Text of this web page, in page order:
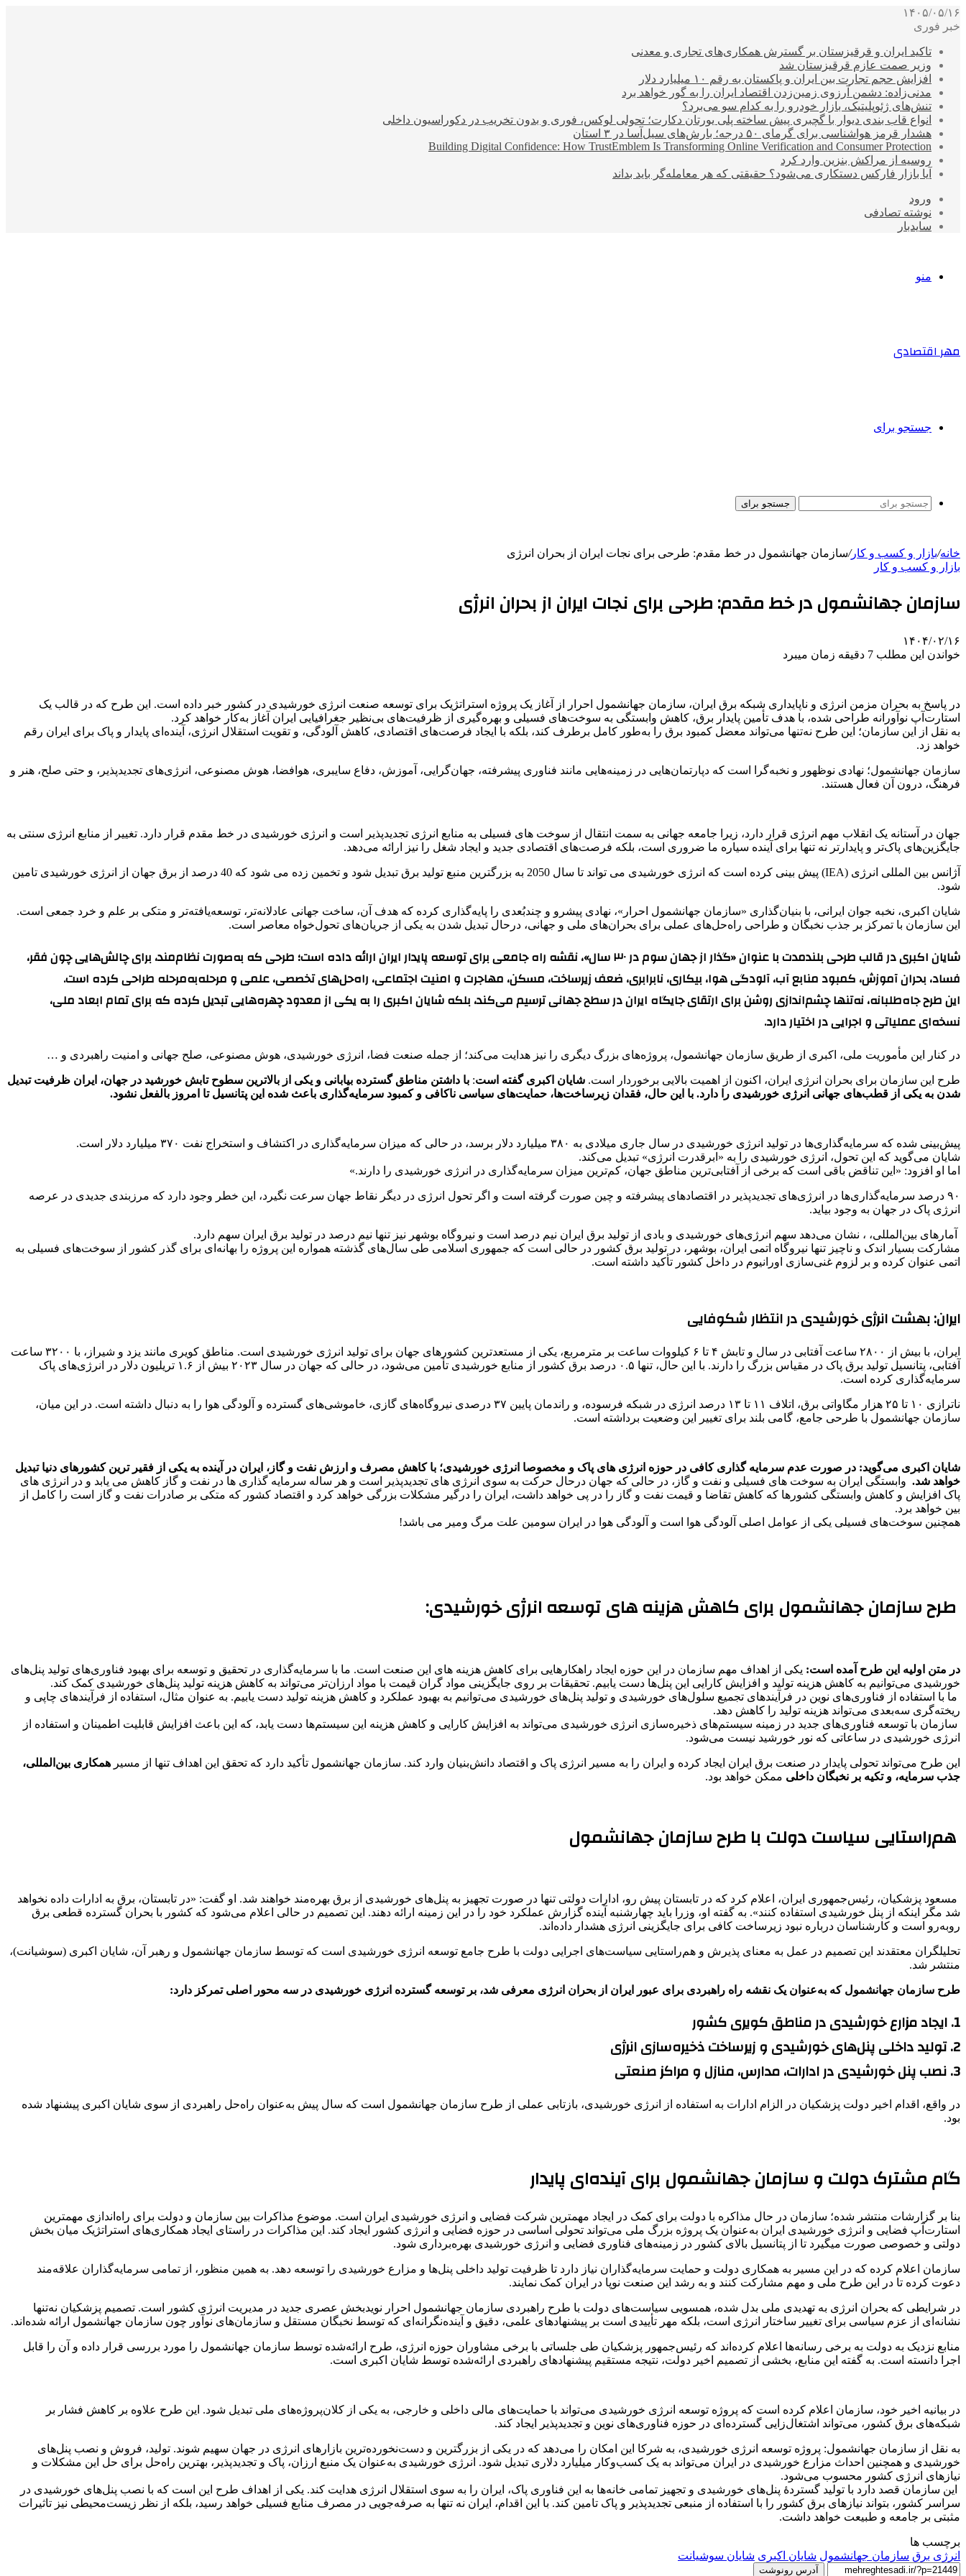
۱۴۰۵/۰۵/۱۶
خبر فوری
تاکید ایران و قرقیزستان بر گسترش همکاری‌های تجاری و معدنی
وزیر صمت عازم قرقیزستان شد
افزایش حجم تجارت بین ایران و پاکستان به رقم ۱۰ میلیارد دلار
مدنی‌زاده: دشمن آرزوی زمین‌زدن اقتصاد ایران را به گور خواهد برد
تنش‌های ژئوپلیتیک، بازار خودرو را به کدام سو می‌برد؟
انواع قاب بندی دیوار با گچبری پیش ساخته پلی یورتان دکارت؛ تحولی لوکس، فوری و بدون تخریب در دکوراسیون داخلی
هشدار قرمز هواشناسی برای گرمای ۵۰ درجه؛ بارش‌های سیل‌آسا در ۳ استان
Building Digital Confidence: How TrustEmblem Is Transforming Online Verification and Consumer Protection
روسیه از مراکش بنزین وارد کرد
آیا بازار فارکس دستکاری می‌شود؟ حقیقتی که هر معامله‌گر باید بداند
ورود
نوشته تصادفی
سایدبار
منو
مهر اقتصادی
جستجو برای
جستجو برای
خانه/بازار و کسب و کار/سازمان جهانشمول در خط مقدم: طرحی برای نجات ایران از بحران انرژی
بازار و کسب و کار
سازمان جهانشمول در خط مقدم: طرحی برای نجات ایران از بحران انرژی
۱۴۰۴/۰۲/۱۶
خواندن این مطلب 7 دقیقه زمان میبرد
در پاسخ به بحران مزمن انرژی و ناپایداری شبکه برق ایران، سازمان جهانشمول احرار از آغاز یک پروژه استراتژیک برای توسعه صنعت انرژی خورشیدی در کشور خبر داده است. این طرح که در قالب یک
استارت‌آپ نوآورانه طراحی شده، با هدف تأمین پایدار برق، کاهش وابستگی به سوخت‌های فسیلی و بهره‌گیری از ظرفیت‌های بی‌نظیر جغرافیایی ایران آغاز به‌کار خواهد کرد.
به نقل از این سازمان؛ این طرح نه‌تنها می‌تواند معضل کمبود برق را به‌طور کامل برطرف کند، بلکه با ایجاد فرصت‌های اقتصادی، کاهش آلودگی، و تقویت استقلال انرژی، آینده‌ای پایدار و پاک برای ایران رقم
خواهد زد.
سازمان جهانشمول؛ نهادی نوظهور و نخبه‌گرا است که دپارتمان‌هایی در زمینه‌هایی مانند فناوری پیشرفته، جهان‌‌گرایی، آموزش، دفاع سایبری، هوافضا، هوش مصنوعی، انرژی‌های تجدیدپذیر، و حتی صلح، هنر و
فرهنگ، درون آن فعال هستند.
جهان در آستانه یک انقلاب مهم انرژی قرار دارد، زیرا جامعه جهانی به سمت انتقال از سوخت های فسیلی به منابع انرژی تجدیدپذیر است و انرژی خورشیدی در خط مقدم قرار دارد. تغییر از منابع انرژی سنتی به
جایگزین‌های پاک‌تر و پایدارتر نه تنها برای آینده سیاره ما ضروری است، بلکه فرصت‌های اقتصادی جدید و ایجاد شغل را نیز ارائه می‌دهد.
آژانس بین المللی انرژی (IEA) پیش بینی کرده است که انرژی خورشیدی می تواند تا سال 2050 به بزرگترین منبع تولید برق تبدیل شود و تخمین زده می شود که 40 درصد از برق جهان از انرژی خورشیدی تامین
شود.
شایان اکبری، نخبه جوان ایرانی، با بنیان‌گذاری «سازمان جهانشمول احرار»، نهادی پیشرو و چندبُعدی را پایه‌گذاری کرده که هدف آن، ساخت جهانی عادلانه‌تر، توسعه‌یافته‌تر و متکی بر علم و خرد جمعی است.
این سازمان با تمرکز بر جذب نخبگان و طراحی راه‌حل‌های عملی برای بحران‌های ملی و جهانی، درحال تبدیل شدن به یکی از جریان‌های تحول‌خواه معاصر است.
شایان اکبری در قالب طرحی بلندمدت با عنوان «گذار از جهان سوم در ۳۰ سال»، نقشه راه جامعی برای توسعه پایدار ایران ارائه داده است؛ طرحی که به‌صورت نظام‌مند، برای چالش‌هایی چون فقر،
فساد، بحران آموزش، کمبود منابع آب، آلودگی هوا، بیکاری، نابرابری، ضعف زیرساخت، مسکن، مهاجرت و امنیت اجتماعی، راه‌حل‌های تخصصی، علمی و مرحله‌به‌مرحله طراحی کرده است.
این طرح جاه‌طلبانه، نه‌تنها چشم‌اندازی روشن برای ارتقای جایگاه ایران در سطح جهانی ترسیم می‌کند، بلکه شایان اکبری را به یکی از معدود چهره‌هایی تبدیل کرده که برای تمام ابعاد ملی،
نسخه‌ای عملیاتی و اجرایی در اختیار دارد.
در کنار این مأموریت ملی، اکبری از طریق سازمان جهانشمول، پروژه‌های بزرگ دیگری را نیز هدایت می‌کند؛ از جمله صنعت فضا، انرژی خورشیدی، هوش مصنوعی، صلح جهانی و امنیت راهبردی و …
طرح این سازمان برای بحران انرژی ایران، اکنون از اهمیت بالایی برخوردار است. شایان اکبری گفته است: با داشتن مناطق گسترده بیابانی و یکی از بالاترین سطوح تابش خورشید در جهان، ایران ظرفیت تبدیل
شدن به یکی از قطب‌های جهانی انرژی خورشیدی را دارد. با این حال، فقدان زیرساخت‌ها، حمایت‌های سیاسی ناکافی و کمبود سرمایه‌گذاری باعث شده این پتانسیل تا امروز بالفعل نشود.
پیش‌بینی شده که سرمایه‌گذاری‌ها در تولید انرژی خورشیدی در سال جاری میلادی به ۳۸۰ میلیارد دلار برسد، در حالی که میزان سرمایه‌گذاری در اکتشاف و استخراج نفت ۳۷۰ میلیارد دلار است.
شایان می‌گوید که این تحول، انرژی خورشیدی را به «ابرقدرت انرژی» تبدیل می‌کند.
اما او افزود: «این تناقض باقی است که برخی از آفتابی‌ترین مناطق جهان، کم‌ترین میزان سرمایه‌گذاری در انرژی خورشیدی را دارند.»
۹۰ درصد سرمایه‌گذاری‌ها در انرژی‌های تجدیدپذیر در اقتصادهای پیشرفته و چین صورت گرفته است و اگر تحول انرژی در دیگر نقاط جهان سرعت نگیرد، این خطر وجود دارد که مرزبندی جدیدی در عرصه
انرژی پاک در جهان به وجود بیاید.
آمارهای بین‌المللی، ، نشان می‌دهد سهم انرژی‌های خورشیدی و بادی از تولید برق ایران نیم درصد است و نیروگاه بوشهر نیز تنها نیم‌ درصد در تولید برق ایران سهم دارد.
مشارکت بسیار اندک و ناچیز تنها نیروگاه اتمی ایران، بوشهر، در تولید برق کشور در حالی است که جمهوری اسلامی طی سال‌های گذشته همواره این پروژه را بهانه‌ای برای گذر کشور از سوخت‌های فسیلی به
اتمی عنوان کرده و بر لزوم غنی‌سازی اورانیوم در داخل کشور تأکید داشته است.
ایران: بهشت انرژی خورشیدی در انتظار شکوفایی
ایران، با بیش از ۲۸۰۰ ساعت آفتابی در سال و تابش ۴ تا ۶ کیلووات ساعت بر مترمربع، یکی از مستعدترین کشورهای جهان برای تولید انرژی خورشیدی است. مناطق کویری مانند یزد و شیراز، با ۳۲۰۰ ساعت
آفتابی، پتانسیل تولید برق پاک در مقیاس بزرگ را دارند. با این حال، تنها ۰.۵ درصد برق کشور از منابع خورشیدی تأمین می‌شود، در حالی که جهان در سال ۲۰۲۳ بیش از ۱.۶ تریلیون دلار در انرژی‌های پاک
سرمایه‌گذاری کرده است.
ناترازی ۱۰ تا ۲۵ هزار مگاواتی برق، اتلاف ۱۱ تا ۱۳ درصد انرژی در شبکه فرسوده، و راندمان پایین ۳۷ درصدی نیروگاه‌های گازی، خاموشی‌های گسترده و آلودگی هوا را به دنبال داشته است. در این میان،
سازمان جهانشمول با طرحی جامع، گامی بلند برای تغییر این وضعیت برداشته است.
شایان اکبری می‌گوید: در صورت عدم سرمایه گذاری کافی در حوزه انرژی های پاک و مخصوصا انرژی خورشیدی؛ با کاهش مصرف و ارزش نفت و گاز، ایران در آینده به یکی از فقیر ترین کشورهای دنیا تبدیل
خواهد شد. وابستگی ایران به سوخت های فسیلی و نفت و گاز، در حالی که جهان درحال حرکت به سوی انرژی های تجدیدپذیر است و هر ساله سرمایه گذاری ها در نفت و گاز کاهش می یابد و در انرژی های
پاک افزایش و کاهش وابستگی کشورها که کاهش تقاضا و قیمت نفت و گاز را در پی خواهد داشت، ایران را درگیر مشکلات بزرگی خواهد کرد و اقتصاد کشور که متکی بر صادرات نفت و گاز است را کامل از
بین خواهد برد.
همچنین سوخت‌های فسیلی یکی از عوامل اصلی آلودگی هوا است و آلودگی هوا در ایران سومین علت مرگ ومیر می باشد!
طرح سازمان جهانشمول برای کاهش هزینه های توسعه انرژی خورشیدی:
در متن اولیه این طرح آمده است: یکی از اهداف مهم سازمان در این حوزه ایجاد راهکارهایی برای کاهش هزینه های این صنعت است. ما با سرمایه‌گذاری در تحقیق و توسعه برای بهبود فناوری‌های تولید پنل‌های
خورشیدی می‌توانیم به کاهش هزینه تولید و افزایش کارایی این پنل‌ها دست یابیم. تحقیقات بر روی جایگزینی مواد گران قیمت با مواد ارزان‌تر می‌تواند به کاهش هزینه تولید پنل‌های خورشیدی کمک کند.
ما با استفاده از فناوری‌های نوین در فرآیندهای تجمیع سلول‌های خورشیدی و تولید پنل‌های خورشیدی می‌توانیم به بهبود عملکرد و کاهش هزینه تولید دست یابیم. به عنوان مثال، استفاده از فرآیندهای چاپی و
ریخته‌گری سه‌بعدی می‌تواند هزینه تولید را کاهش دهد.
سازمان با توسعه فناوری‌های جدید در زمینه سیستم‌های ذخیره‌سازی انرژی خورشیدی می‌تواند به افزایش کارایی و کاهش هزینه این سیستم‌ها دست یابد، که این باعث افزایش قابلیت اطمینان و استفاده از
انرژی خورشیدی در ساعاتی که نور خورشید نیست می‌شود.
این طرح می‌تواند تحولی پایدار در صنعت برق ایران ایجاد کرده و ایران را به مسیر انرژی پاک و اقتصاد دانش‌بنیان وارد کند. سازمان جهانشمول تأکید دارد که تحقق این اهداف تنها از مسیر همکاری بین‌المللی،
جذب سرمایه، و تکیه بر نخبگان داخلی ممکن خواهد بود.
هم‌راستایی سیاست دولت با طرح سازمان جهانشمول
مسعود پزشکیان، رئیس‌جمهوری ایران، اعلام کرد که در تابستان پیش‌ رو، ادارات دولتی تنها در صورت تجهیز به پنل‌های خورشیدی از برق بهره‌مند خواهند شد. او گفت: «در تابستان، برق به ادارات داده نخواهد
شد مگر اینکه از پنل خورشیدی استفاده کنند». به گفته او، وزرا باید چهارشنبه آینده گزارش عملکرد خود را در این زمینه ارائه دهند. این تصمیم در حالی اعلام می‌شود که کشور با بحران گسترده قطعی برق
روبه‌رو است و کارشناسان درباره نبود زیرساخت کافی برای جایگزینی انرژی هشدار داده‌اند.
تحلیلگران معتقدند این تصمیم در عمل به معنای پذیرش و هم‌راستایی سیاست‌های اجرایی دولت با طرح جامع توسعه انرژی خورشیدی است که توسط سازمان جهانشمول و رهبر آن، شایان اکبری (سوشیانت)،
منتشر شد.
طرح سازمان جهانشمول که به‌عنوان یک نقشه راه راهبردی برای عبور ایران از بحران انرژی معرفی شد، بر توسعه گسترده انرژی خورشیدی در سه محور اصلی تمرکز دارد:
1. ایجاد مزارع خورشیدی در مناطق کویری کشور
2. تولید داخلی پنل‌های خورشیدی و زیرساخت ذخیره‌سازی انرژی
3. نصب پنل خورشیدی در ادارات، مدارس، منازل و مراکز صنعتی
در واقع، اقدام اخیر دولت پزشکیان در الزام ادارات به استفاده از انرژی خورشیدی، بازتابی عملی از طرح سازمان جهانشمول است که سال پیش به‌عنوان راه‌حل راهبردی از سوی شایان اکبری پیشنهاد شده
بود.
گام مشترک دولت و سازمان جهانشمول برای آینده‌ای پایدار
بنا بر گزارشات منتشر شده؛ سازمان در حال مذاکره با دولت برای کمک در ایجاد مهمترین شرکت فضایی و انرژی خورشیدی ایران است. موضوع مذاکرات بین سازمان و دولت برای راه‌اندازی مهمترین
استارت‌آپ فضایی و انرژی خورشیدی ایران به‌عنوان یک پروژه بزرگ ملی می‌تواند تحولی اساسی در حوزه فضایی و انرژی کشور ایجاد کند. این مذاکرات در راستای ایجاد همکاری‌های استراتژیک میان بخش
دولتی و خصوصی صورت میگیرد تا از پتانسیل بالای کشور در زمینه‌های فناوری فضایی و انرژی خورشیدی بهره‌برداری شود.
سازمان اعلام کرده که در این مسیر به همکاری دولت و حمایت سرمایه‌گذاران نیاز دارد تا ظرفیت تولید داخلی پنل‌ها و مزارع خورشیدی را توسعه دهد. به همین منظور، از تمامی سرمایه‌گذاران علاقه‌مند
دعوت کرده تا در این طرح ملی و مهم مشارکت کنند و به رشد این صنعت نوپا در ایران کمک نمایند.
در شرایطی که بحران انرژی به تهدیدی ملی بدل شده، همسویی سیاست‌های دولت با طرح راهبردی سازمان جهانشمول احرار نویدبخش عصری جدید در مدیریت انرژی کشور است. تصمیم پزشکیان نه‌تنها
نشانه‌ای از عزم سیاسی برای تغییر ساختار انرژی است، بلکه مهر تأییدی است بر پیشنهادهای علمی، دقیق و آینده‌نگرانه‌ای که توسط نخبگان مستقل و سازمان‌های نوآور چون سازمان جهانشمول ارائه شده‌اند.
منابع نزدیک به دولت به برخی رسانه‌ها اعلام کرده‌اند که رئیس‌جمهور پزشکیان طی جلساتی با برخی مشاوران حوزه انرژی، طرح ارائه‌شده توسط سازمان جهانشمول را مورد بررسی قرار داده و آن را قابل
اجرا دانسته است. به گفته این منابع، بخشی از تصمیم اخیر دولت، نتیجه مستقیم پیشنهادهای راهبردی ارائه‌شده توسط شایان اکبری است.
در بیانیه اخیر خود، سازمان اعلام کرده است که پروژه توسعه انرژی خورشیدی می‌تواند با حمایت‌های مالی داخلی و خارجی، به یکی از کلان‌پروژه‌های ملی تبدیل شود. این طرح علاوه بر کاهش فشار بر
شبکه‌های برق کشور، می‌تواند اشتغال‌زایی گسترده‌ای در حوزه فناوری‌های نوین و تجدیدپذیر ایجاد کند.
به نقل از سازمان جهانشمول: پروژه توسعه انرژی خورشیدی، به شرکا این امکان را می‌دهد که در یکی از بزرگترین و دست‌نخورده‌ترین بازارهای انرژی در جهان سهیم شوند. تولید، فروش و نصب پنل‌های
خورشیدی و همچنین احداث مزارع خورشیدی در ایران می‌تواند به یک کسب‌وکار میلیارد دلاری تبدیل شود. انرژی خورشیدی به‌عنوان یک منبع ارزان، پاک و تجدیدپذیر، بهترین راه‌حل برای حل این مشکلات و
نیازهای انرژی کشور محسوب می‌شود.
این سازمان قصد دارد با تولید گستردهٔ پنل‌های خورشیدی و تجهیز تمامی خانه‌ها به این فناوری پاک، ایران را به سوی استقلال انرژی هدایت کند. یکی از اهداف طرح این است که با نصب پنل‌های خورشیدی در
سراسر کشور، بتواند نیازهای برق کشور را با استفاده از منبعی تجدیدپذیر و پاک تامین کند. با این اقدام، ایران نه تنها به صرفه‌جویی در مصرف منابع فسیلی خواهد رسید، بلکه از نظر زیست‌محیطی نیز تاثیرات
مثبتی بر جامعه و طبیعت خواهد داشت.
برچسب ها
انرژی برق سازمان جهانشمول شایان اکبری شایان سوشیانت
آدرس رونوشت